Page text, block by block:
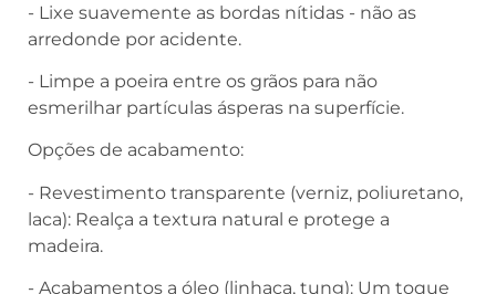
- Lixe suavemente as bordas nítidas - não as
arredonde por acidente.
- Limpe a poeira entre os grãos para não
esmerilhar partículas ásperas na superfície.
Opções de acabamento:
- Revestimento transparente (verniz, poliuretano,
laca): Realça a textura natural e protege a
madeira.
- Acabamentos a óleo (linhaça, tung): Um toque